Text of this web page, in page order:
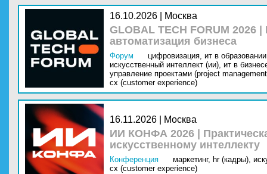
16.10.2026 | Москва
GLOBAL TECH FORUM
автоматизация бизнеса
Форум цифровизация, ит в
искусственный интеллект (ии), ит в
управление проектами (project
cx (customer experience)
16.11.2026 | Москва
ИИ КОНФА 2026 |
искусственному интеллекту
Конференция маркетинг, hr (кадры),
cx (customer experience)